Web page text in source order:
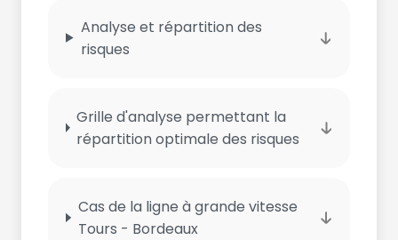
Analyse et répartition des
risques
Grille d'analyse permettant la
répartition optimale des risques
Cas de la ligne à grande vitesse
Tours - Bordeaux